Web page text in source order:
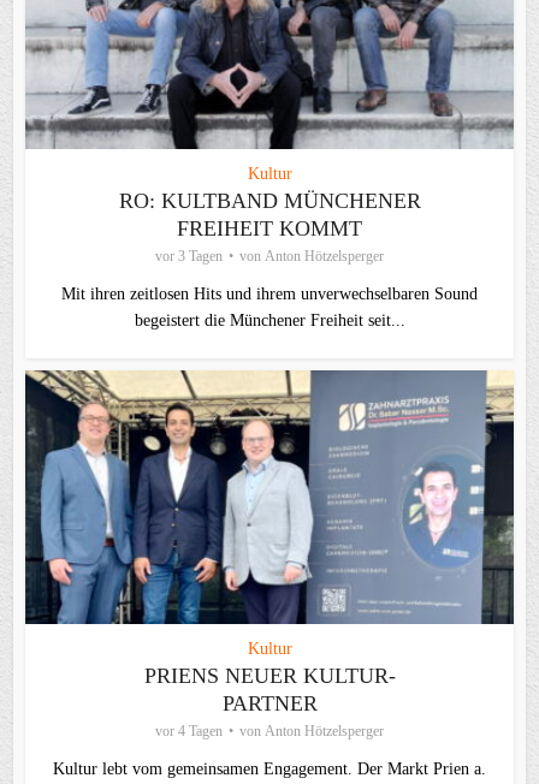
Kultur
RO: KULTBAND MÜNCHENER
FREIHEIT KOMMT
vor 3 Tagen von Anton Hötzelsperger
Mit ihren zeitlosen Hits und ihrem unverwechselbaren Sound
begeistert die Münchener Freiheit seit...
Kultur
PRIENS NEUER KULTUR-
PARTNER
vor 4 Tagen von Anton Hötzelsperger
Kultur lebt vom gemeinsamen Engagement. Der Markt Prien a.